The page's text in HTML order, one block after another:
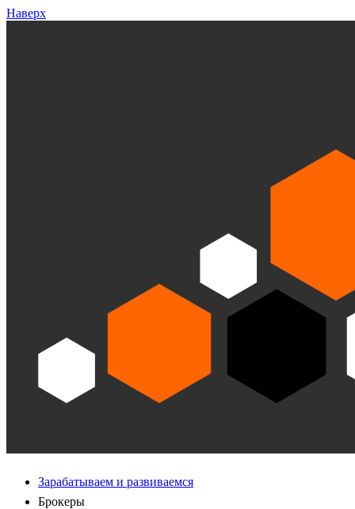
Наверх
Зарабатываем и развиваемся
Брокеры